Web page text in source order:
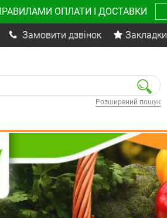
ОПЛАТИ І ДОСТАВКИ
Замовити дзвінок Закладки
Розширений пошук